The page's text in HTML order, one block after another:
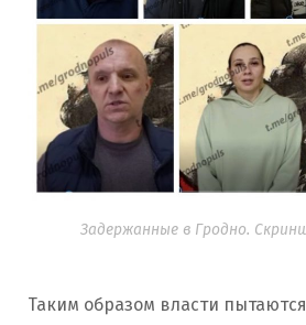
Задержанные в Гродно.
Таким образом власти